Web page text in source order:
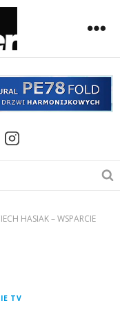
HASIAK – WSPARCIE
TV